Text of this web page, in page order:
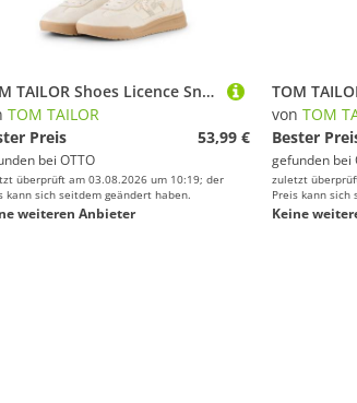
TOM TAILOR Shoes Licence Sneaker (1-tlg) Sneaker mit Flecht-Details
TOM TAILOR
Preis
53,99 €
bei OTTO
überprüft am 03.08.2026 um 10:19; der
kann sich seitdem geändert haben.
weiteren Anbieter
von TOM
Bester
gefunden bei
zuletzt
Preis kann sich
Keine